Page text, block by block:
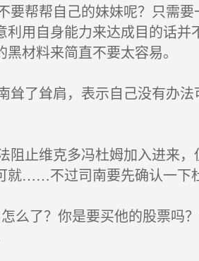
帮帮自己的妹妹呢？只需
利用自身能力来达成目的话
材料来简直不要太容易。
了耸肩，表示自己没有办
止维克多冯杜姆加入进来
就……不过司南要先确认一下
了？你是要买他的股票吗